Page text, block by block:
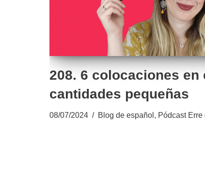
208. 6 colocaciones en
cantidades pequeñas
08/07/2024 Blog de español Pódcast